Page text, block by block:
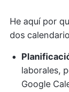
He aquí por
dos
laborales,
Google